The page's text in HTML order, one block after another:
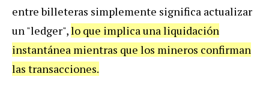
entre billeteras simplemente significa actualizar
un "ledger",lo que implica una liquidación
instantánea mientras que los mineros confirman
las transacciones.